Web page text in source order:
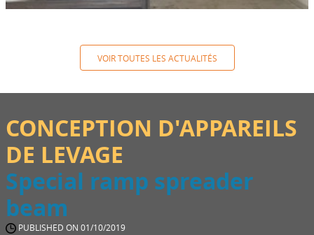
VOIR TOUTES LES ACTUALITÉS
CONCEPTION D'APPAREILS
DE LEVAGE
Special ramp spreader
beam
PUBLISHED ON 01/10/2019